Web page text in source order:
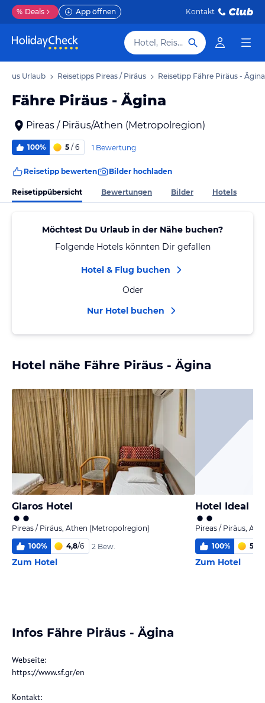
% Deals App öffnen Kontakt
Hotel, Reiseziel
Urlaub Reisetipps Pireas / Piräus Reisetipp Fähre Piräus - Ägina
Fähre Piräus - Ägina
Pireas / Piräus/Athen (Metropolregion)
100% 5 / 6 1 Bewertung
Reisetipp bewerten Bilder hochladen
Reisetippübersicht Bewertungen Bilder Hotels
Möchtest Du Urlaub in der Nähe buchen?
Folgende Hotels könnten Dir gefallen
Hotel & Flug buchen
Oder
Nur Hotel buchen
Hotel nähe Fähre Piräus - Ägina
Glaros Hotel
Pireas / Piräus, Athen (Metropolregion)
100% 4,8/6 2 Bew.
Zum Hotel
Hotel Ideal
Pireas / Piräus,
100% 5,7
Zum Hotel
Infos Fähre Piräus - Ägina
Webseite:
https://www.sf.gr/en
Kontakt: